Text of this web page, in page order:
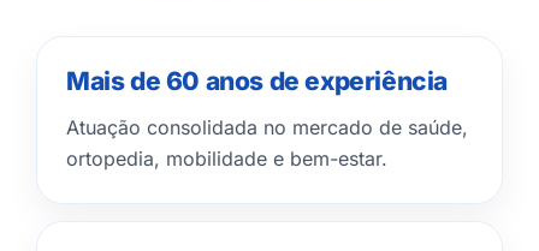
Mais de 60 anos de experiência
Atuação consolidada no mercado de saúde,
ortopedia, mobilidade e bem-estar.